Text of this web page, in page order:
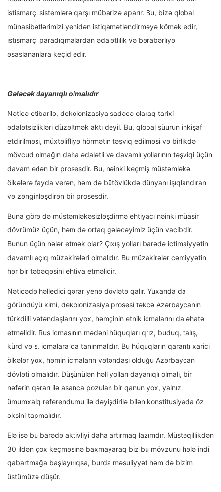
istismarçı sistemlərə qarşı mübarizə aparır. Bu, bizə qlobal
münasibətlərimizi yenidən istiqamətləndirməyə kömək edir,
istismarçı paradiqmalardan ədalətlilik və bərabərliyə
əsaslananlara keçid edir.
Gələcək dayanıqlı olmalıdır
Nəticə etibarilə, dekolonizasiya sadəcə olaraq tarixi
ədalətsizlikləri düzəltmək aktı deyil. Bu, qlobal şüurun inkişaf
etdirilməsi, müxtəlifliyə hörmətin təşviq edilməsi və birlikdə
mövcud olmağın daha ədalətli və davamlı yollarının təşviqi üçün
davam edən bir prosesdir. Bu, nəinki keçmiş müstəmləkə
ölkələrə fayda verən, həm də bütövlükdə dünyanı işıqlandıran
və zənginləşdirən bir prosesdir.
Buna görə də müstəmləkəsizləşdirmə ehtiyacı nəinki müasir
dövrümüz üçün, həm də ortaq gələcəyimiz üçün vacibdir.
Bunun üçün nələr etmək olar? Çıxış yolları barədə ictimaiyyətin
davamlı açıq müzakirələri olmalıdır. Bu müzakirələr cəmiyyətin
hər bir təbəqəsini ehtiva etməlidir.
Nəticədə həlledici qərar yenə dövlətə qalır. Yuxarıda da
göründüyü kimi, dekolonizasiya prosesi təkcə Azərbaycanın
türkdilli vətəndaşlarını yox, həmçinin etnik icmalarını da əhatə
etməlidir. Rus icmasının mədəni hüquqları qrız, buduq, talış,
kürd və s. icmalara da tanınmalıdır. Bu hüquqların qarantı xarici
ölkələr yox, həmin icmaların vətəndaşı olduğu Azərbaycan
dövləti olmalıdır. Düşünülən həll yolları dayanıqlı olmalı, bir
nəfərin qərarı ilə asanca pozulan bir qanun yox, yalnız
ümumxalq referendumu ilə dəyişdirilə bilən konstitusiyada öz
əksini tapmalıdır.
Elə isə bu barədə aktivliyi daha artırmaq lazımdır. Müstəqillikdən
30 ildən çox keçməsinə baxmayaraq biz bu mövzunu hələ indi
qabartmağa başlayırıqsa, burda məsuliyyət həm də bizim
üstümüzə düşür.